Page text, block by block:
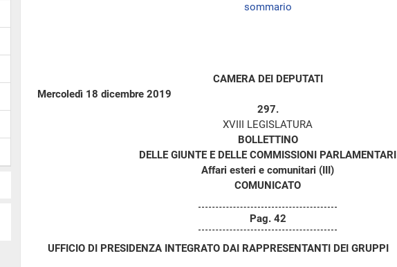
sommario
CAMERA DEI DEPUTATI
Mercoledì 18 dicembre 2019
297.
XVIII LEGISLATURA
BOLLETTINO
DELLE GIUNTE E DELLE COMMISSIONI PARLAMENTARI
Affari esteri e comunitari (III)
COMUNICATO
Pag. 42
UFFICIO DI PRESIDENZA INTEGRATO DAI RAPPRESENTANTI DEI GRUPPI